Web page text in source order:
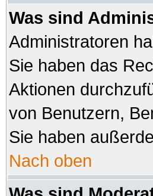
Was sind
Administratoren
Sie haben das
Aktionen
von Benutzern,
Sie haben
Nach oben